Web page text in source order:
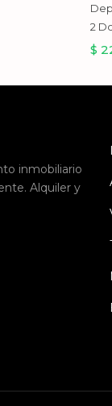
2
$
inmobiliario
Alquiler y